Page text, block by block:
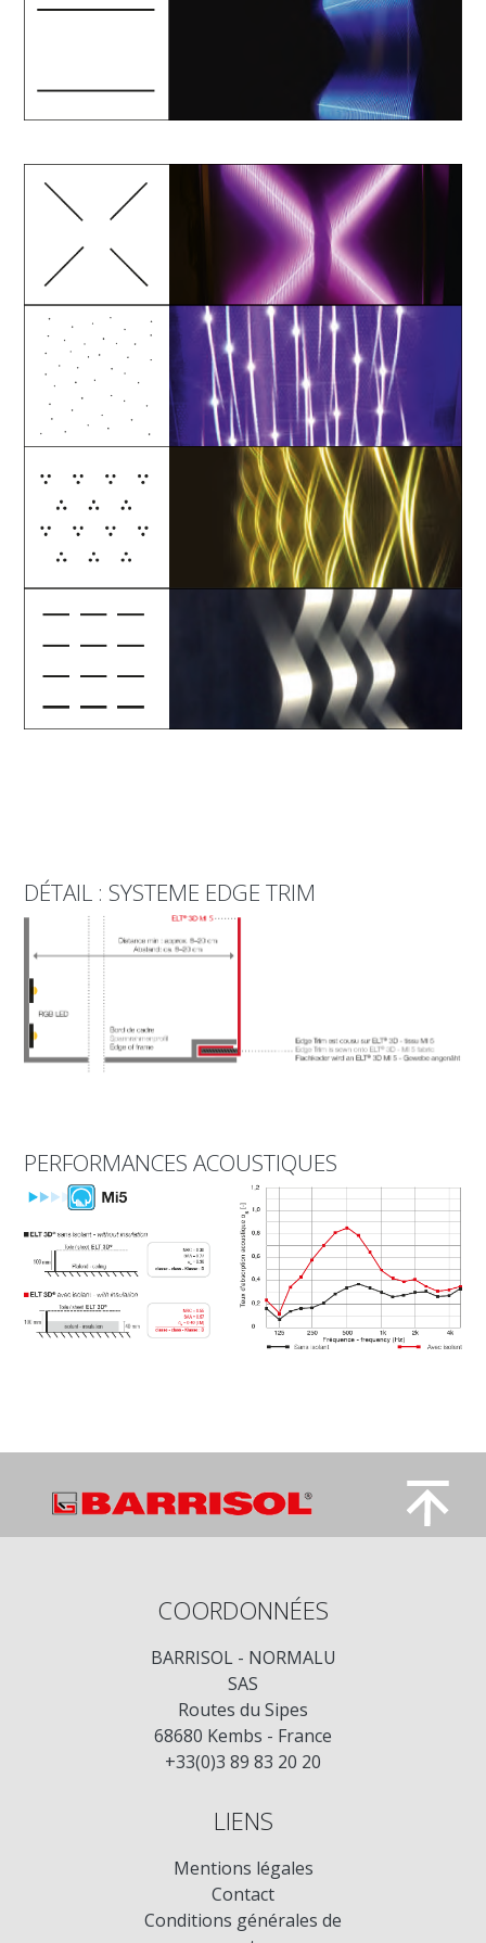
DÉTAIL : SYSTEME EDGE TRIM
PERFORMANCES ACOUSTIQUES
COORDONNÉES
BARRISOL - NORMALU
SAS
Routes du Sipes
68680 Kembs - France
+33(0)3 89 83 20 20
LIENS
Mentions légales
Contact
Conditions générales de